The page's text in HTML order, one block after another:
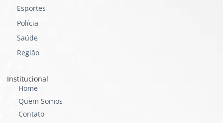
Esportes
Polícia
Saúde
Região
Institucional
Home
Quem Somos
Contato